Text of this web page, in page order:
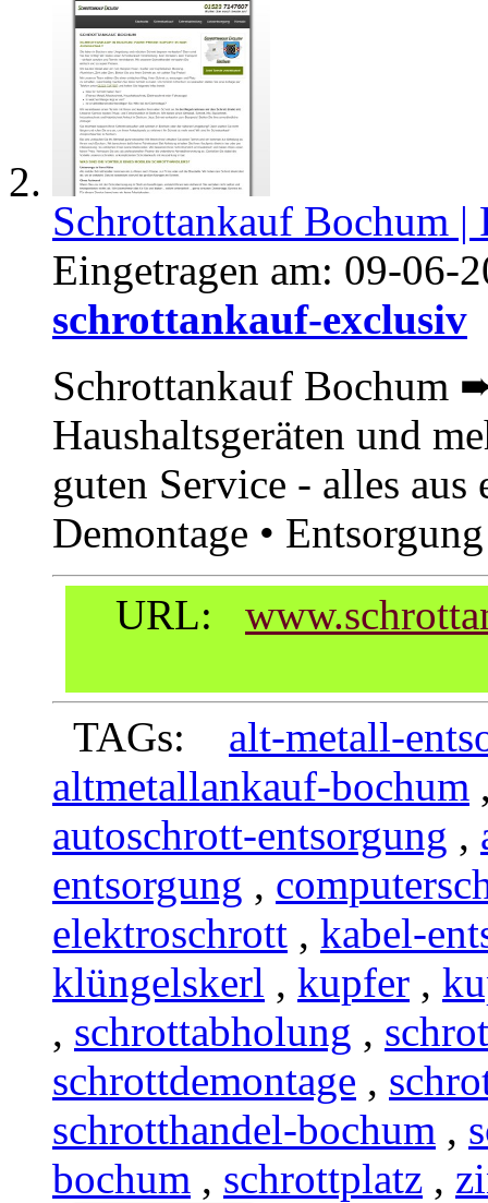
Schrottankauf Bochum |
Eingetragen am: 09-06-
schrottankauf-exclusiv
Schrottankauf Bochum
Haushaltsgeräten und
guten Service - alles
Demontage •
URL:
TAGs: alt-metall-
altmetallankauf-bochum
autoschrott-entsorgung ,
entsorgung ,
elektroschrott , kabel-
klüngelskerl , kupfer ,
, schrottabholung ,
schrottdemontage ,
schrotthandel-bochum ,
bochum , schrottplatz ,